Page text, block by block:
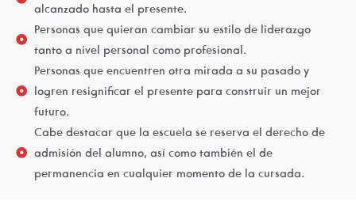
alcanzado hasta el presente.
Personas que quieran cambiar su estilo de liderazgo
tanto a nivel personal como profesional.
Personas que encuentren otra mirada a su pasado y
logren resignificar el presente para construir un mejor
futuro.
Cabe destacar que la escuela se reserva el derecho de
admisión del alumno, así como también el de
permanencia en cualquier momento de la cursada.